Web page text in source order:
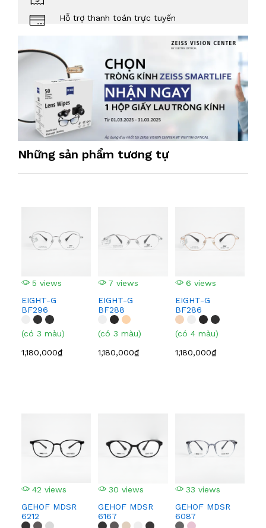
Hỗ trợ thanh toán trực tuyến
Những sản phẩm tương tự
5 views
EIGHT-G
BF296
(có 3 màu)
1,180,000₫
7 views
EIGHT-G
BF288
(có 3 màu)
1,180,000₫
6 views
EIGHT-G
BF286
(có 4 màu)
1,180,000₫
42 views
GEHOF MDSR
6212
30 views
GEHOF MDSR
6167
33 views
GEHOF MDSR
6087